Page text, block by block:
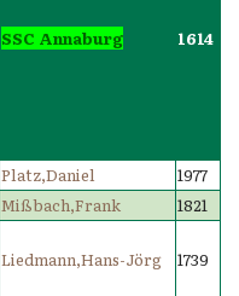
SSC Annaburg 1614
Platz,Daniel
1977
Mißbach,Frank 1821
Liedmann,Hans-Jörg 1739